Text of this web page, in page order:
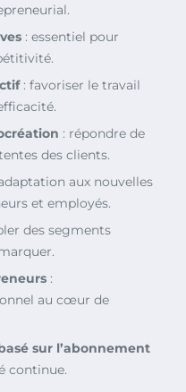
: essentiel pour
: favoriser le travail
: répondre de
des clients.
aux nouvelles
et employés.
des segments
:
au cœur de
sur l’abonnement
continue.